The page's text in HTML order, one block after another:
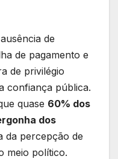
de
de pagamento e
de privilégio
confiança pública.
quase 60% dos
dos
da percepção de
meio político.